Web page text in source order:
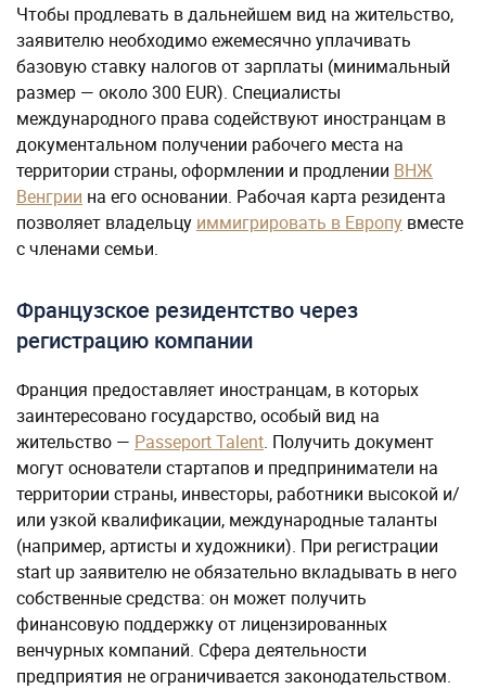
Чтобы продлевать в дальнейшем вид на жительство,
заявителю необходимо ежемесячно уплачивать
базовую ставку налогов от зарплаты (минимальный
размер — около 300 EUR). Специалисты
международного права содействуют иностранцам в
документальном получении рабочего места на
территории страны, оформлении и продлении ВНЖ
Венгрии на его основании. Рабочая карта резидента
позволяет владельцу иммигрировать в Европу вместе
с членами семьи.
Французское резидентство через
регистрацию компании
Франция предоставляет иностранцам, в которых
заинтересовано государство, особый вид на
жительство — Passeport Talent. Получить документ
могут основатели стартапов и предприниматели на
территории страны, инвесторы, работники высокой и/
или узкой квалификации, международные таланты
(например, артисты и художники). При регистрации
start up заявителю не обязательно вкладывать в него
собственные средства: он может получить
финансовую поддержку от лицензированных
венчурных компаний. Сфера деятельности
предприятия не ограничивается законодательством.